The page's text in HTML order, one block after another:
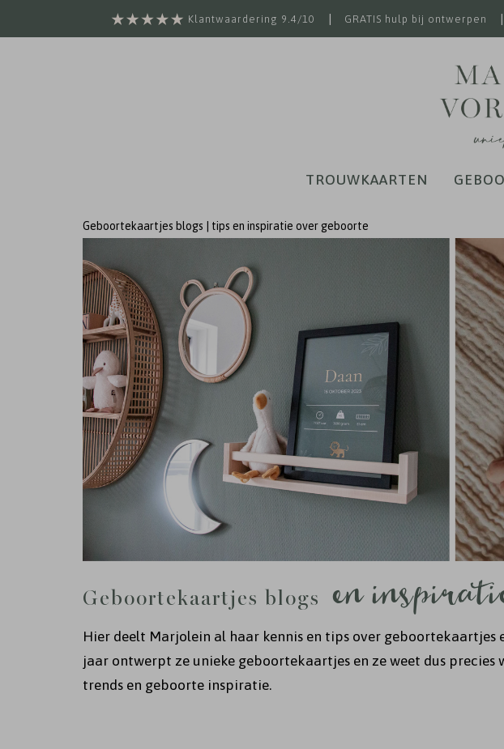
Klantwaardering 9.4/10 GRATIS hulp bij ontwerpen
TROUWKAARTEN
Geboortekaartjes blogs | tips en inspiratie over geboorte
Geboortekaartjes blogs en
Hier deelt Marjolein al haar kennis en tips over
jaar ontwerpt ze unieke geboortekaartjes en ze weet dus
trends en geboorte inspiratie.